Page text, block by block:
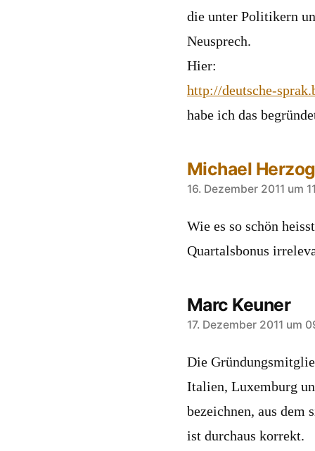
die unter Politikern
Neusprech.
Hier:
http://deutsche-
habe ich das
Michael Herzog
sagt:
16. Dezember 2011 um
Wie es so schön
Quartalsbonus
Marc Keuner
sagt:
17. Dezember 2011 um
Die
Italien, Luxemburg
bezeichnen, aus
ist durchaus korrekt.